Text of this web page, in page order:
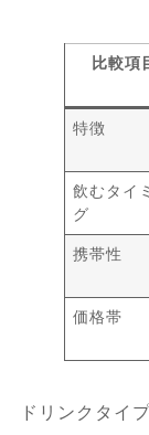
7.3.生
比較項
特徴
飲むタイ
グ
携帯性
価格帯
ドリンクタイ